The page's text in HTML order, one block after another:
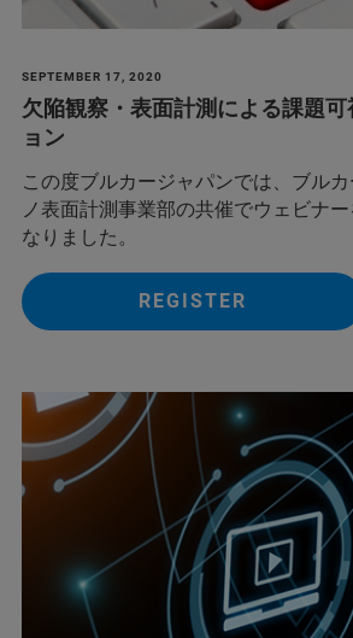
SEPTEMBER 17, 2020
欠陥観察・表面計測による課題
ョン
この度ブルカージャパンでは、ブル
ノ表面計測事業部の共催でウェビナ
なりました。
REGISTER